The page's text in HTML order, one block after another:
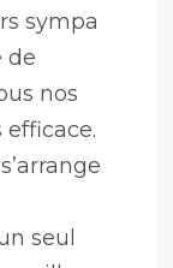
sympa
de
nos
efficace.
seul